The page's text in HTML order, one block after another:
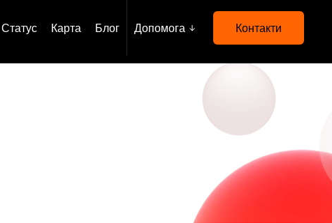
Статус Карта Блог Допомога Контакти